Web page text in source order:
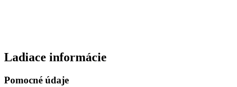
Ladiace informácie
Pomocné údaje